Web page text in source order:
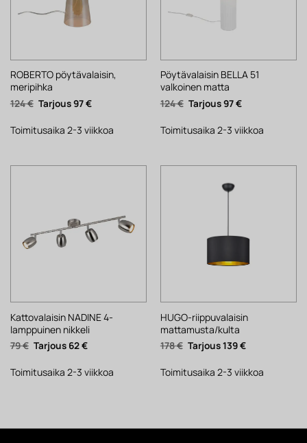
ROBERTO pöytävalaisin,
meripihka
124€ Alkuperäinen
hinta
124 €.
97€Nykyinen
97 €.
Toimitusaika 2-3 viikkoa
Pöytävalaisin BELLA 51
valkoinen matta
124€ Alkuperäinen
hinta
124 €.
97€Nykyinen
97 €.
Toimitusaika 2-3 viikkoa
Kattovalaisin NADINE 4-
lamppuinen nikkeli
79€ Alkuperäinen
hinta
79 €.
62€Nykyinen
62 €.
Toimitusaika 2-3 viikkoa
HUGO-riippuvalaisin
mattamusta/kulta
178€ Alkuperäinen
hinta
178 €.
139€Nykyinen
139 €.
Toimitusaika 2-3 viikkoa